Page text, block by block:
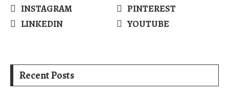
INSTAGRAM
PINTEREST
LINKEDIN
YOUTUBE
Recent Posts